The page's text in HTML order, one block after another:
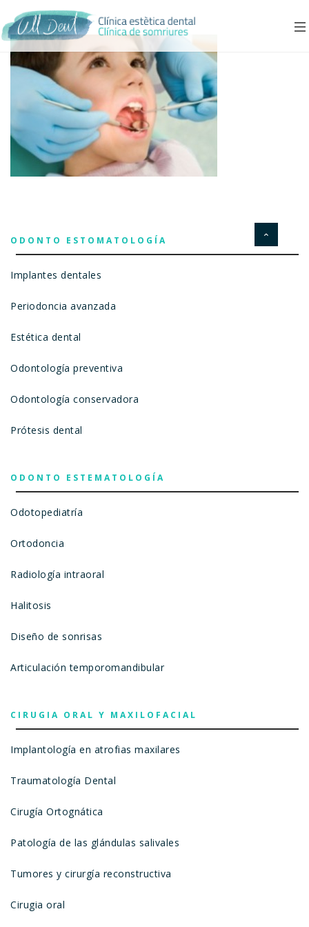
ODONTO ESTOMATOLOGÍA
Implantes dentales
Periodoncia avanzada
Estética dental
Odontología preventiva
Odontología conservadora
Prótesis dental
ODONTO ESTEMATOLOGÍA
Odotopediatría
Ortodoncia
Radiología intraoral
Halitosis
Diseño de sonrisas
Articulación temporomandibular
CIRUGIA ORAL Y MAXILOFACIAL
Implantología en atrofias maxilares
Traumatología Dental
Cirugía Ortognática
Patología de las glándulas salivales
Tumores y cirurgía reconstructiva
Cirugia oral